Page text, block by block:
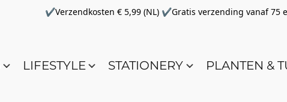
✔Verzendkosten € 5,99 (NL) ✔Gratis verzending vanaf
LIFESTYLE STATIONERY PLANTEN &